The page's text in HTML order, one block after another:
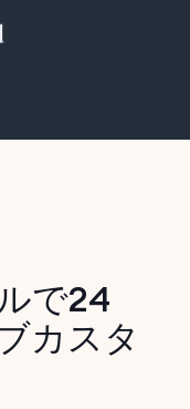
で24
カスタ